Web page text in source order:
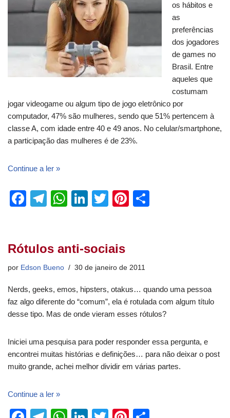
os hábitos e
as
preferências
dos jogadores
de games no
Brasil. Entre
aqueles que
costumam
jogar videogame ou algum tipo de jogo eletrônico por
computador, 47% são mulheres, sendo que 51% pertencem à
classe A, com idade entre 40 e 49 anos. No celular/smartphone,
a participação das mulheres é de 23%.
Continue a ler »
F
e
b
o
k
T
gr
a
W
s
A
p
Li
e
dI
T
er
Pi
st
Rótulos anti-sociais
por Edson Bueno 30 de janeiro de 2011
Nerds, geeks, emos, hipsters, otakus… quando uma pessoa
faz algo diferente do “comum”, ela é rotulada com algum título
desse tipo. Mas de onde vieram esses rótulos?
Iniciei uma pesquisa para poder responder essa pergunta, e
encontrei muitas histórias e definições… para não deixar o post
muito grande, achei melhor dividir em várias partes.
Continue a ler »